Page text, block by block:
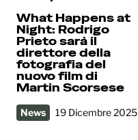
What Happens at
Night: Rodrigo
Prieto sarà il
direttore della
fotografia del
nuovo film di
Martin Scorsese
News 19 Dicembre 2025